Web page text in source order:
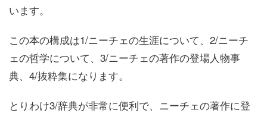
います。
この本の構成は1/ニーチェの生涯について、2/ニーチ
ェの哲学について、3/ニーチェの著作の登場人物事
典、4/抜粋集になります。
とりわけ3/辞典が非常に便利で、ニーチェの著作に登